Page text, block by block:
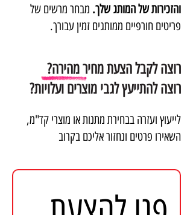
והזכירות של המותג שלך. מבחר מרשים של
פריטים חורפיים ממותגים זמין עבורך.
רוצה לקבל הצעת מחיר מהירה?
רוצה להתייעץ לגבי מוצרים ועלויות?
לייעוץ ועזרה בבחירת מתנות או מוצרי קד"מ,
השאירו פרטים ונחזור אליכם בקרוב